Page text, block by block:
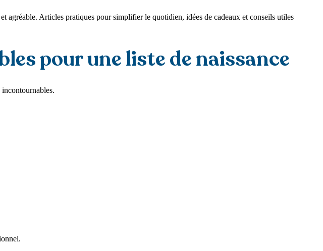
agréable. Articles pratiques pour simplifier le quotidien, idées de cadeaux et conseils utiles
pour une liste de naissance
incontournables.